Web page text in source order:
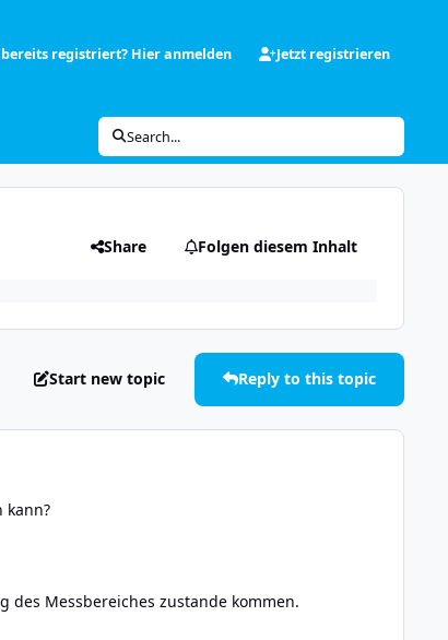
bereits registriert? Hier anmelden Jetzt registrieren
Search...
Share Folgen diesem Inhalt
Start new topic Reply to this topic
kann?
des Messbereiches zustande kommen.